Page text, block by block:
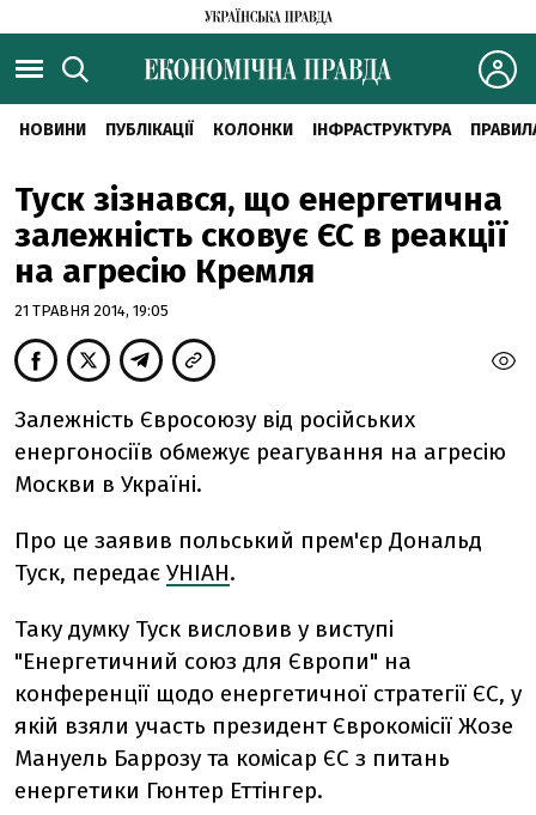
НОВИНИ ПУБЛІКАЦІЇ КОЛОНКИ ІНФРАСТРУКТУРА
Туск зізнався, що енергетична
залежність сковує ЄС в реакції
на агресію Кремля
21 ТРАВНЯ 2014, 19:05
Залежність Євросоюзу від російських
енергоносіїв обмежує реагування на агресію
Москви в Україні.
Про це заявив польський прем'єр Дональд
Туск, передає УНІАН.
Таку думку Туск висловив у виступі
"Енергетичний союз для Європи" на
конференції щодо енергетичної стратегії ЄС, у
якій взяли участь президент Єврокомісії Жозе
Мануель Баррозу та комісар ЄС з питань
енергетики Гюнтер Еттінгер.